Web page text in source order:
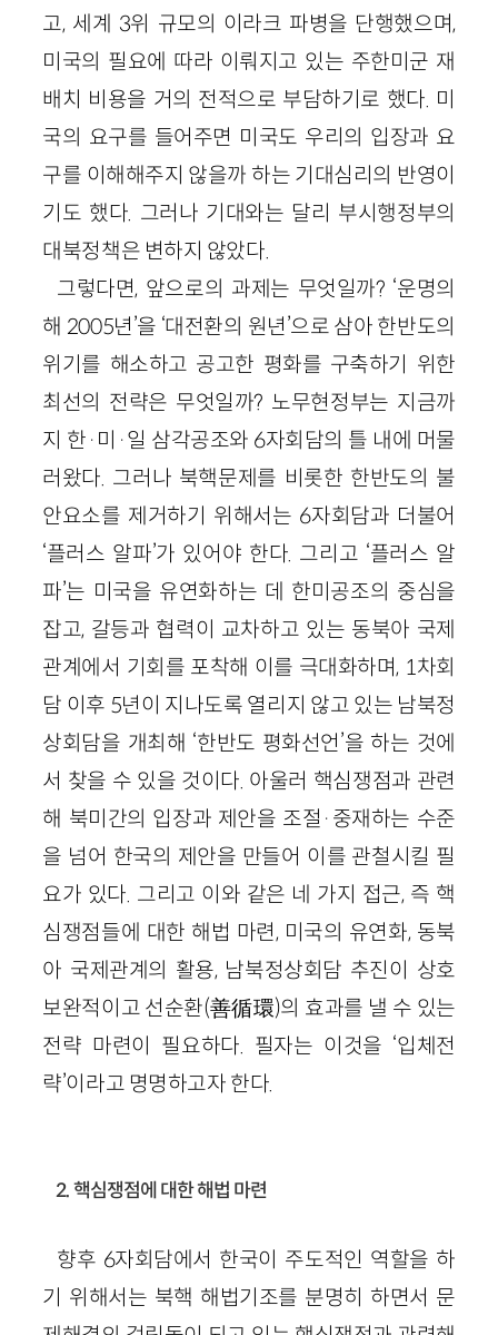
고, 세계 3위 규모의 이라크 파병을 단행했으며,
미국의 필요에 따라 이뤄지고 있는 주한미군 재
배치 비용을 거의 전적으로 부담하기로 했다. 미
국의 요구를 들어주면 미국도 우리의 입장과 요
구를 이해해주지 않을까 하는 기대심리의 반영이
기도 했다. 그러나 기대와는 달리 부시행정부의
대북정책은 변하지 않았다.
그렇다면, 앞으로의 과제는 무엇일까? ‘운명의
해 2005년’을 ‘대전환의 원년’으로 삼아 한반도의
위기를 해소하고 공고한 평화를 구축하기 위한
최선의 전략은 무엇일까? 노무현정부는 지금까
지 한·미·일 삼각공조와 6자회담의 틀 내에 머물
러왔다. 그러나 북핵문제를 비롯한 한반도의 불
안요소를 제거하기 위해서는 6자회담과 더불어
‘플러스 알파’가 있어야 한다. 그리고 ‘플러스 알
파’는 미국을 유연화하는 데 한미공조의 중심을
잡고, 갈등과 협력이 교차하고 있는 동북아 국제
관계에서 기회를 포착해 이를 극대화하며, 1차회
담 이후 5년이 지나도록 열리지 않고 있는 남북정
상회담을 개최해 ‘한반도 평화선언’을 하는 것에
서 찾을 수 있을 것이다. 아울러 핵심쟁점과 관련
해 북미간의 입장과 제안을 조절·중재하는 수준
을 넘어 한국의 제안을 만들어 이를 관철시킬 필
요가 있다. 그리고 이와 같은 네 가지 접근, 즉 핵
심쟁점들에 대한 해법 마련, 미국의 유연화, 동북
아 국제관계의 활용, 남북정상회담 추진이 상호
보완적이고 선순환(善循環)의 효과를 낼 수 있는
전략 마련이 필요하다. 필자는 이것을 ‘입체전
략’이라고 명명하고자 한다.
2. 핵심쟁점에 대한 해법 마련
향후 6자회담에서 한국이 주도적인 역할을 하
기 위해서는 북핵 해법기조를 분명히 하면서 문